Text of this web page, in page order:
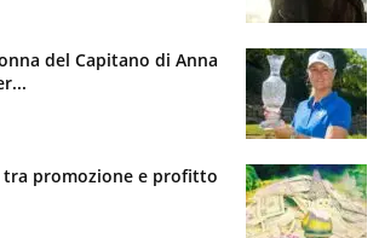
del Capitano di Anna
tra promozione e profitto